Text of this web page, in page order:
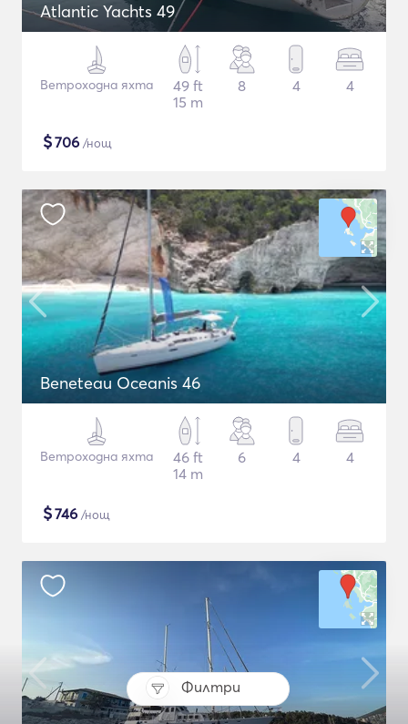
Филтри
Atlantic Yachts 49
Ветроходна яхта
49 ft
15 m
8 4 4
$706 /нощ
Beneteau Oceanis 46
Ветроходна яхта
46 ft
14 m
6 4 4
$746 /нощ